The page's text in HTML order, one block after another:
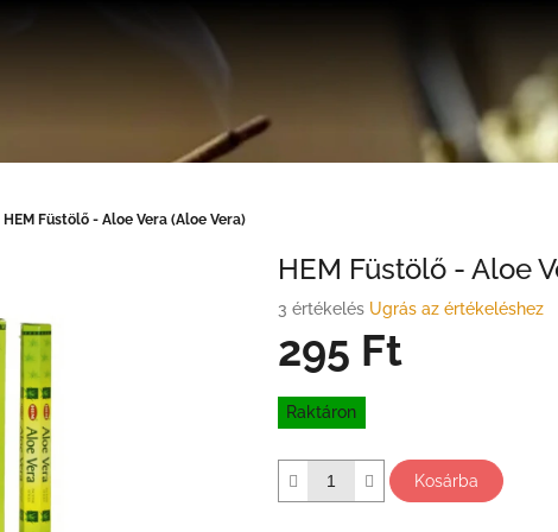
HEM Füstölő - Aloe Vera (Aloe Vera)
HEM Füstölő - Aloe
A
átlagos
értékelése
5-
ből
csillag.
3 értékelés Ugrás az értékeléshez
295 Ft
Egységár:
Raktáron
Kosárba